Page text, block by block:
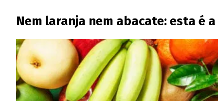
Nem laranja nem abacate: esta é